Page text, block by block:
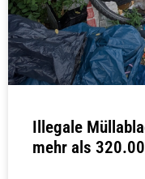
Illegale
mehr als